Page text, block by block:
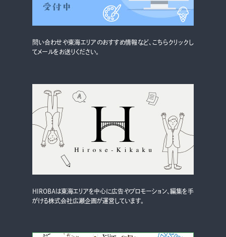
お問い合わせ
検索する
CLOSE
問い合わせや東海エリアのおすすめ情報など、こちらクリックし
てメールをお送りください。
HIROBAは東海エリアを中心に広告やプロモーション、編集を手
がける株式会社広瀬企画が運営しています。